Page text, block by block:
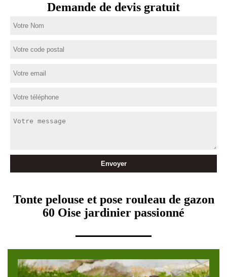
Demande de devis gratuit
Tonte pelouse et pose rouleau de gazon
60 Oise jardinier passionné